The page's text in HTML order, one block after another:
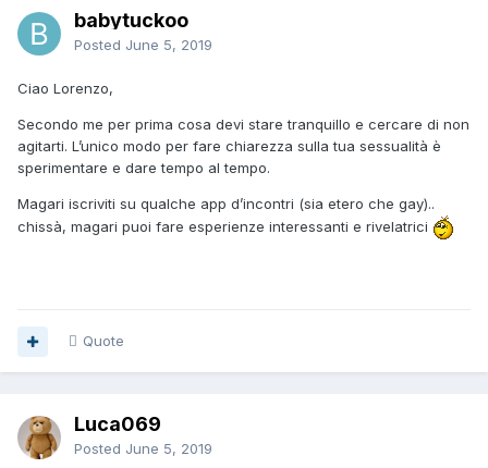
babytuckoo
Posted June 5, 2019
Ciao Lorenzo,
Secondo me per prima cosa devi stare tranquillo e cercare di non
agitarti. L’unico modo per fare chiarezza sulla tua sessualità è
sperimentare e dare tempo al tempo.
Magari iscriviti su qualche app d’incontri (sia etero che gay)..
chissà, magari puoi fare esperienze interessanti e rivelatrici
Quote
Luca069
Posted June 5, 2019